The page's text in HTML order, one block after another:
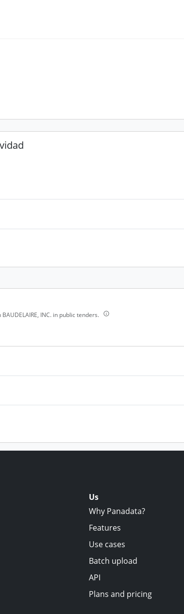
INC. in public tenders.
Us
Why Panadata?
Features
Use cases
Batch upload
API
Plans and pricing